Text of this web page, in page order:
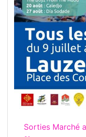
Sorties Marché